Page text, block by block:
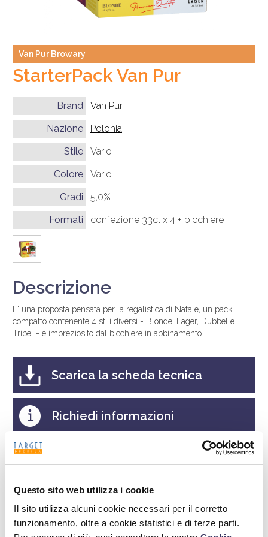
Questo sito web utilizza i cookie
Il sito utilizza alcuni cookie necessari per il corretto
funzionamento, oltre a cookie statistici e di terze parti.
Van Pur Browary
StarterPack Van Pur
Brand
Van Pur
Nazione
Polonia
Stile
Vario
Colore
Vario
Gradi
5,0%
Formati
confezione 33cl x 4 + bicchiere
Descrizione
E' una proposta pensata per la regalistica di Natale, un pack
compatto contenente 4 stili diversi - Blonde, Lager, Dubbel e
Tripel - e impreziosito dal bicchiere in abbinamento
Scarica la scheda tecnica
Richiedi informazioni
Cerca